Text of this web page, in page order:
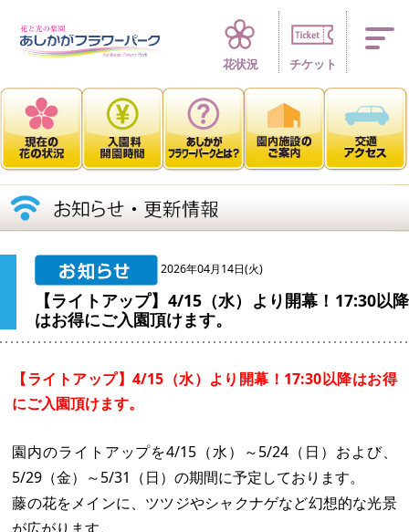
四季折々 花の
花状況 チケット
2026年04月14日(火)
【ライトアップ】4/15（水）より開幕！17:30以降
はお得にご入園頂けます。
【ライトアップ】4/15（水）より開幕！17:30以降はお得
にご入園頂けます。
園内のライトアップを4/15（水）～5/24（日）および、
5/29（金）～5/31（日）の期間に予定しております。
藤の花をメインに、ツツジやシャクナゲなど幻想的な光景